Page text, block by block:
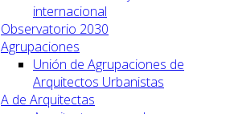
internacional
Observatorio 2030
Agrupaciones
Unión de Agrupaciones de
Arquitectos Urbanistas
A de Arquitectas